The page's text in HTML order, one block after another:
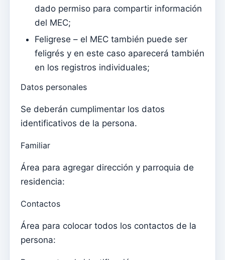
Ministros Extraordinarios de la Comunión (MEC)
Instituciones
Elementos del clero
Intenciones masivas
Familias
Acceso remoto
Catecumenados
Confirmaciones
bautismos
dado permiso para compartir información
del MEC;
Feligrese – el MEC también puede ser
feligrés y en este caso aparecerá también
en los registros individuales;
Datos personales
Se deberán cumplimentar los datos
identificativos de la persona.
Familiar
Área para agregar dirección y parroquia de
residencia:
Contactos
Área para colocar todos los contactos de la
persona: